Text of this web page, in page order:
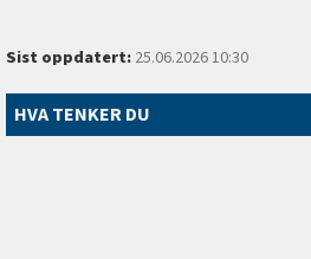
Sist oppdatert:25.06.2026 10:30
HVA TENKER DU